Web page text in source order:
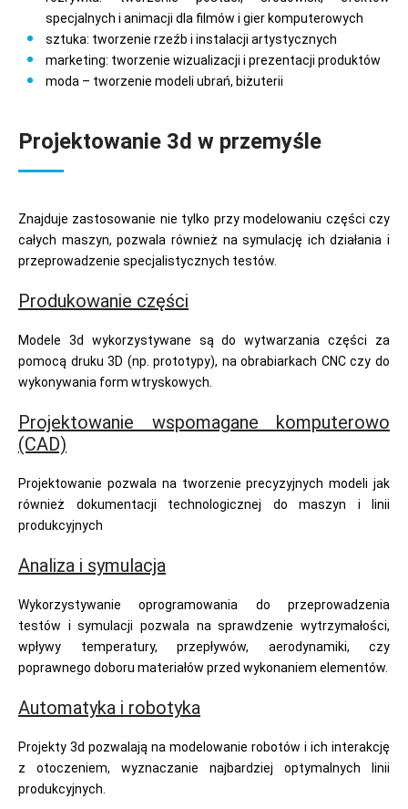
specjalnych i animacji dla filmów i gier komputerowych
sztuka: tworzenie rzeźb i instalacji artystycznych
marketing: tworzenie wizualizacji i prezentacji produktów
moda – tworzenie modeli ubrań, biżuterii
Projektowanie 3d w przemyśle
Znajduje zastosowanie nie tylko przy modelowaniu części czy
całych maszyn, pozwala również na symulację ich działania i
przeprowadzenie specjalistycznych testów.
Produkowanie części
Modele 3d wykorzystywane są do wytwarzania części za
pomocą druku 3D (np. prototypy), na obrabiarkach CNC czy do
wykonywania form wtryskowych.
Projektowanie wspomagane komputerowo
(CAD)
Projektowanie pozwala na tworzenie precyzyjnych modeli jak
również dokumentacji technologicznej do maszyn i linii
produkcyjnych
Analiza i symulacja
Wykorzystywanie oprogramowania do przeprowadzenia
testów i symulacji pozwala na sprawdzenie wytrzymałości,
wpływy temperatury, przepływów, aerodynamiki, czy
poprawnego doboru materiałów przed wykonaniem elementów.
Automatyka i robotyka
Projekty 3d pozwalają na modelowanie robotów i ich interakcję
z otoczeniem, wyznaczanie najbardziej optymalnych linii
produkcyjnych.